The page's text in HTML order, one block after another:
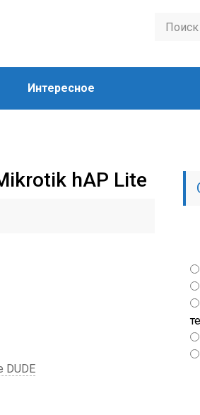
Интересное
hAP Lite
DUDE